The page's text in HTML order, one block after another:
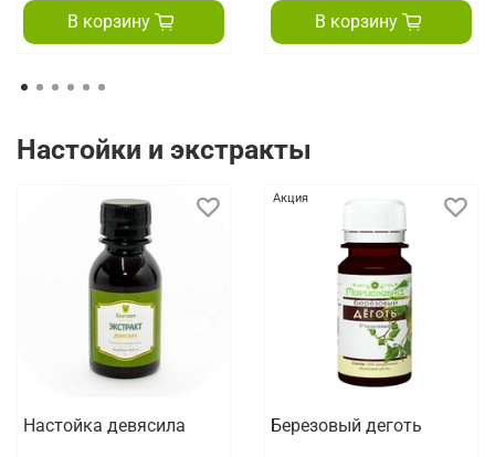
В корзину В корзину
Настойки и экстракты
Настойка девясила
Акция
Березовый деготь